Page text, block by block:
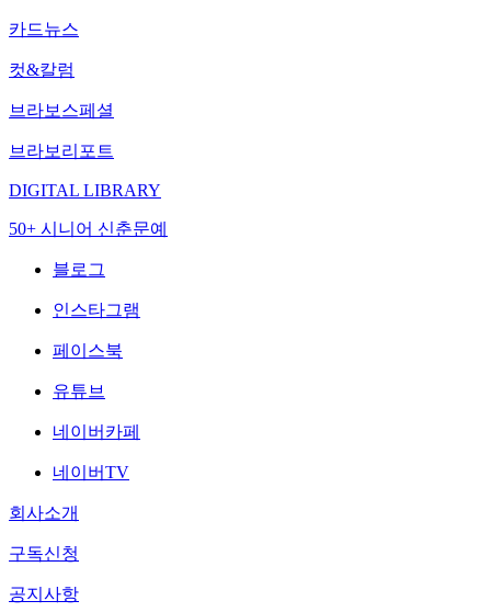
카드뉴스
컷&칼럼
브라보스페셜
브라보리포트
DIGITAL LIBRARY
50+ 시니어 신춘문예
블로그
인스타그램
페이스북
유튜브
네이버카페
네이버TV
회사소개
구독신청
공지사항